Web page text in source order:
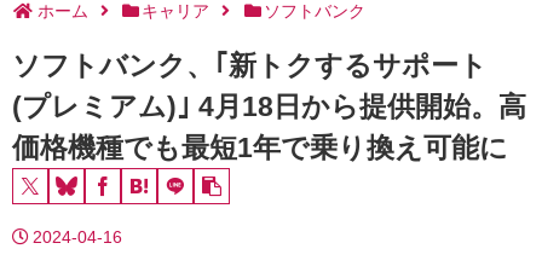
ホーム キャリア ソフトバンク
ソフトバンク、｢新トクするサポート
(プレミアム)｣ 4月18日から提供開始。高
価格機種でも最短1年で乗り換え可能に
2024-04-16